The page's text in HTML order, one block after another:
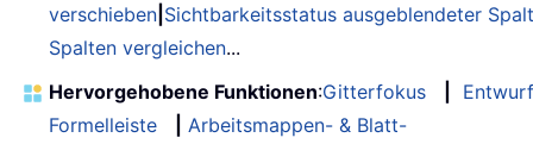
verschieben Sichtbarkeitsstatus ausgeblendeter
Spalten vergleichen...
Hervorgehobene Funktionen:Gitterfokus
Entwurf
Formelleiste
Arbeitsmappen- & Blatt-